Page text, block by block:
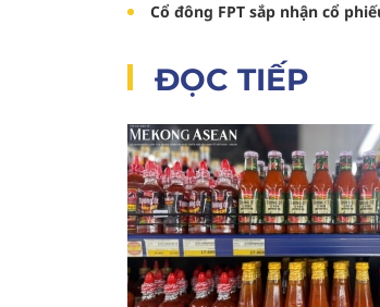
Cổ đông FPT sắp nhận cổ
ĐỌC TIẾP